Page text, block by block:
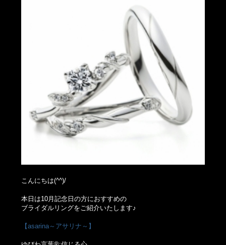
こんにちは(^^)/
本日は10月記念日の方におすすめの
ブライダルリングをご紹介いたします♪
【asarina～アサリナ～】